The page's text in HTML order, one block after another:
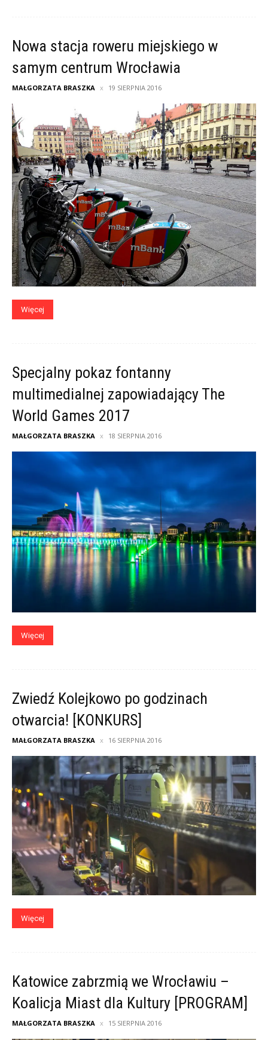
Nowa stacja roweru miejskiego w
samym centrum Wrocławia
MAŁGORZATA BRASZKA 19 SIERPNIA 2016
Więcej
Specjalny pokaz fontanny
multimedialnej zapowiadający The
World Games 2017
MAŁGORZATA BRASZKA 18 SIERPNIA 2016
Więcej
Zwiedź Kolejkowo po godzinach
otwarcia! [KONKURS]
MAŁGORZATA BRASZKA 16 SIERPNIA 2016
Więcej
Katowice zabrzmią we Wrocławiu –
Koalicja Miast dla Kultury [PROGRAM]
MAŁGORZATA BRASZKA 15 SIERPNIA 2016